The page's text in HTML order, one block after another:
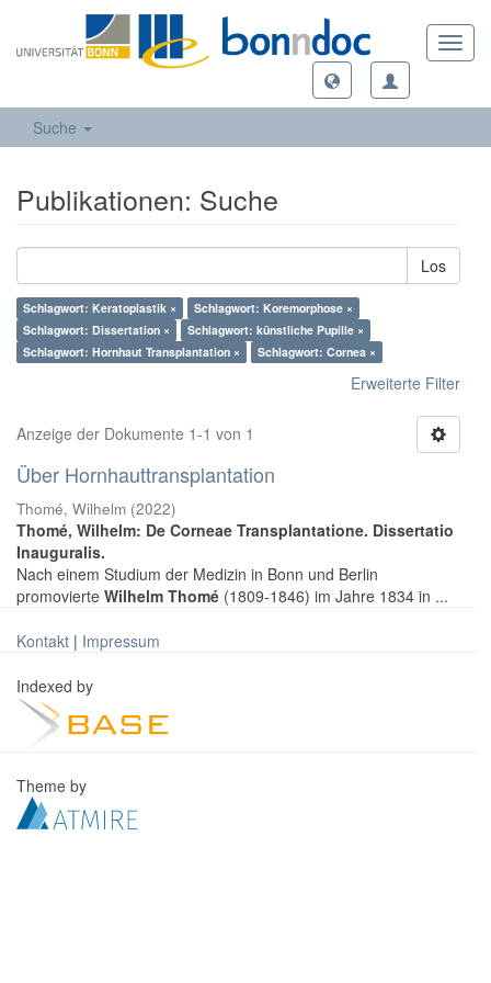
Suche
Publikationen: Suche
Los
Schlagwort: Keratoplastik ×
Schlagwort: Koremorphose ×
Schlagwort: Dissertation ×
Schlagwort: künstliche Pupille ×
Schlagwort: Hornhaut Transplantation ×
Schlagwort: Cornea ×
Erweiterte Filter
Anzeige der Dokumente 1-1 von 1
Über Hornhauttransplantation
Thomé, Wilhelm (2022)
Thomé, Wilhelm: De Corneae Transplantatione. Dissertatio
Inauguralis.
Nach einem Studium der Medizin in Bonn und Berlin
promovierte Wilhelm Thomé (1809-1846) im Jahre 1834 in ...
Kontakt | Impressum
Indexed by
Theme by